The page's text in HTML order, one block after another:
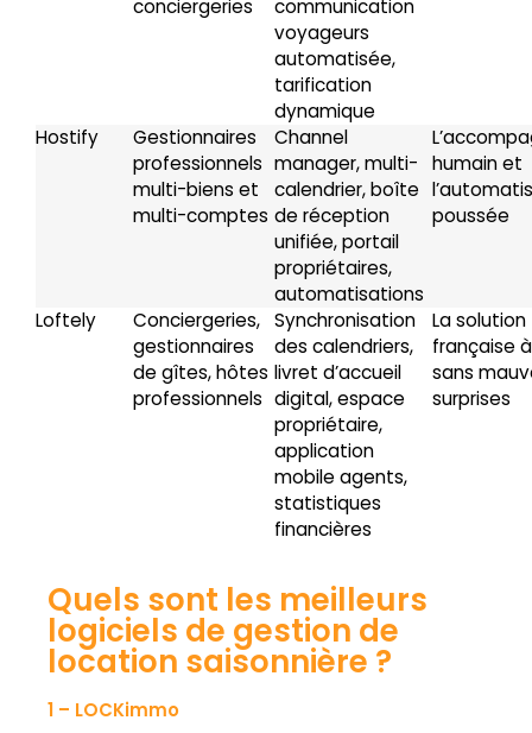
conciergeries
communication
voyageurs
automatisée,
tarification
dynamique
Hostify
Gestionnaires
professionnels
multi-biens et
multi-comptes
Channel
manager, multi-
calendrier, boîte
de réception
unifiée, portail
propriétaires,
automatisations
humain et
poussée
Loftely
Conciergeries,
gestionnaires
de gîtes, hôtes
professionnels
Synchronisation
des calendriers,
livret d’accueil
digital, espace
propriétaire,
application
mobile agents,
statistiques
financières
La solution
française à
sans
surprises
Quels sont les meilleurs
logiciels de gestion de
location saisonnière ?
1 – LOCKimmo